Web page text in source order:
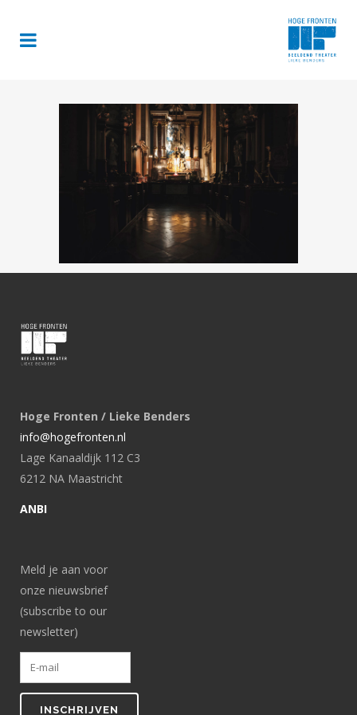
Hoge Fronten / Lieke Benders
info@hogefronten.nl
Lage Kanaaldijk 112 C3
6212 NA Maastricht
ANBI
Meld je aan voor
onze nieuwsbrief
(subscribe to our
newsletter)